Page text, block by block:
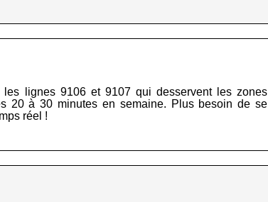
lignes 9106 et 9107 qui desservent les zones
20 à 30 minutes en semaine. Plus besoin de se
réel !